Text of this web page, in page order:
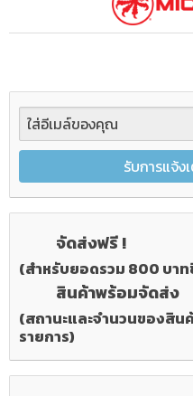
รับการแจ้ง
จัดส่งฟรี !
(สำหรับยอดรวม 800 บาท
สินค้าพร้อมจัดส่ง
(สถานะและจำนวนของสิน
รายการ)